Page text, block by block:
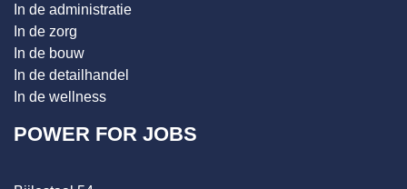
In de administratie
In de zorg
In de bouw
In de detailhandel
In de wellness
POWER FOR JOBS